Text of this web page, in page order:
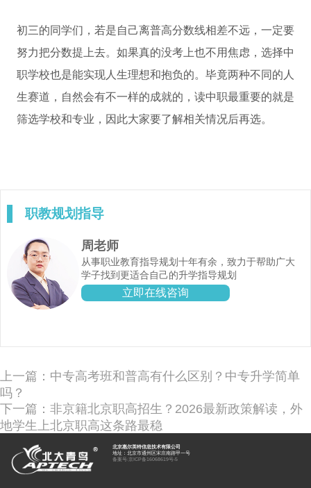
初三的同学们，若是自己离普高分数线相差不远，一定要
努力把分数提上去。如果真的没考上也不用焦虑，选择中
职学校也是能实现人生理想和抱负的。毕竟两种不同的人
生赛道，自然会有不一样的成就的，读中职最重要的就是
筛选学校和专业，因此大家要了解相关情况后再选。
职教规划指导
周老师
从事职业教育指导规划十年有余，致力于帮助广大
学子找到更适合自己的升学指导规划
立即在线咨询
上一篇：中专高考班和普高有什么区别？中专升学简单
吗？
下一篇：非京籍北京职高招生？2026最新政策解读，外
地学生上北京职高这条路最稳
北京惠尔英特信息技术有限公司
地址：北京市通州区宋庄南路甲一号
备案号: 京ICP备16068619号-5